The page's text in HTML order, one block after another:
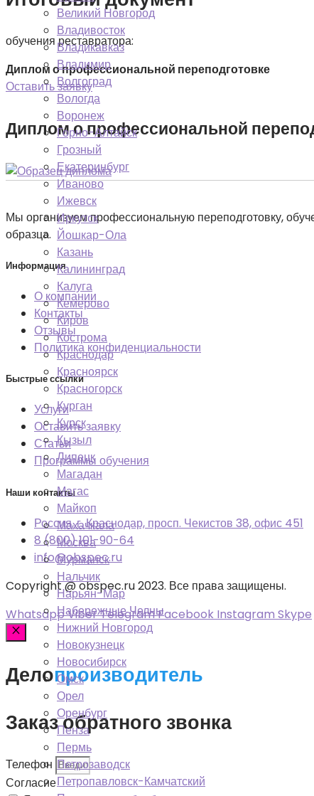
Великий Новгород
Владивосток
Владикавказ
Владимир
Волгоград
Вологда
Воронеж
Горно-Алтайск
Грозный
Екатеринбург
Иваново
Ижевск
Иркутск
Йошкар-Ола
Казань
Калининград
Калуга
Кемерово
Киров
Кострома
Краснодар
Красноярск
Красногорск
Курган
Курск
Кызыл
Липецк
Магадан
Магас
Майкоп
Махачкала
Москва
Мурманск
Нальчик
Нарьян-Мар
Набережные Челны
Нижний Новгород
Новокузнецк
Новосибирск
Омск
Орел
Оренбург
Пенза
Пермь
Петрозаводск
Петропавловск-Камчатский
обучения реставратора:
Диплом о профессиональной переподготовке
Оставить заявку
Диплом о профессиональной
Мы организуем профессиональную переподготовку,
образца.
Информация
О компании
Контакты
Отзывы
Политика конфиденциальности
Быстрые ссылки
Услуги
Оставить заявку
Статьи
Программы обучения
Наши контакты
Россия, г. Краснодар, просп. Чекистов 38, офис 451
8 (800) 101-90-64
info@obspec.ru
Copyright @ obspec.ru 2023. Все права защищены.
WhatsappViberTelegramFacebook Instagram Skype
Закрыть
Делопроизводитель
Заказ обратного звонка
Телефон
Согласие